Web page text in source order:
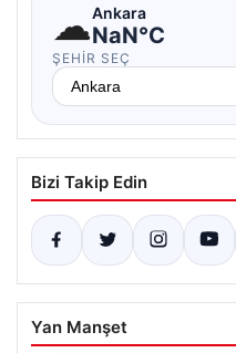
☁Ankara
NaN°C
ŞEHIR SEÇ
Bizi Takip Edin
Yan Manşet